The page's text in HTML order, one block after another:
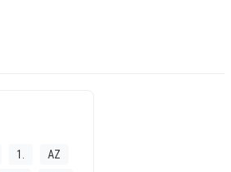
1.
AZ